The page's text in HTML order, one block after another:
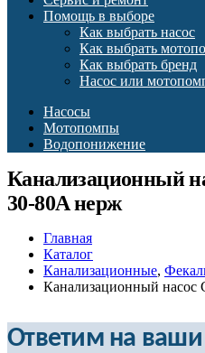
Помощь в выборе
Как выбрать насос
Как выбрать
Как выбрать бренд
Насос или
Насосы
Мотопомпы
Водопонижение
Канализационный
30-80A нерж
Главная
Каталог
Канализационные,
Канализационный насос
Ответим на